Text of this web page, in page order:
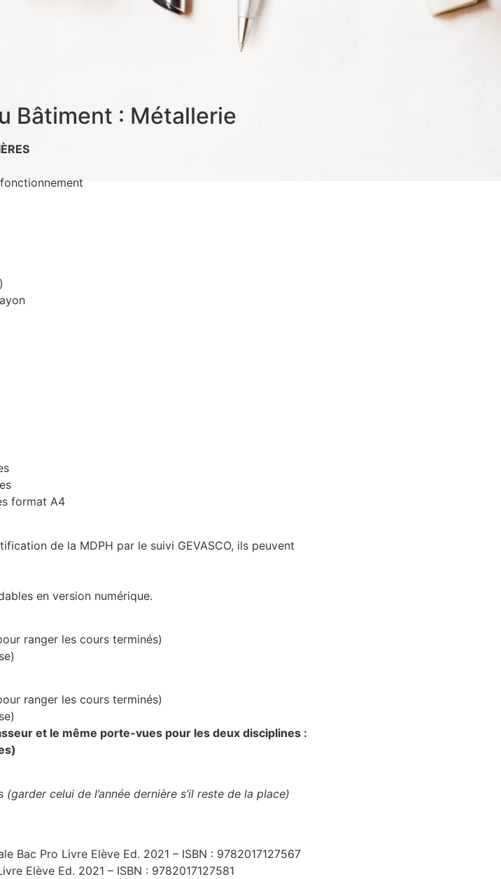
Bâtiment : Métallerie
format A4
de la MDPH par le suivi GEVASCO, ils peuvent
en version numérique.
ranger les cours terminés)
ranger les cours terminés)
et le même porte-vues pour les deux disciplines :
(garder celui de l’année dernière s’il reste de la place)
Bac Pro Livre Elève Ed. 2021 – ISBN : 9782017127567
Elève Ed. 2021 – ISBN : 9782017127581